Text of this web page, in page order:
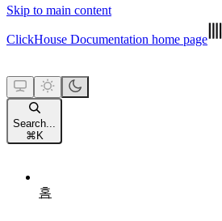
Skip to main content
ClickHouse Documentation home page
Search...
⌘ K
홈